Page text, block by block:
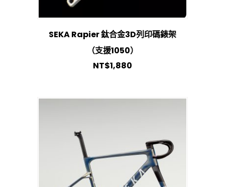
SEKA Rapier 鈦合金3D列印碼錶架
（支援1050）
NT$1,880